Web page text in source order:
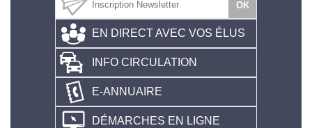
EN DIRECT AVEC VOS ÉLUS
INFO CIRCULATION
E-ANNUAIRE
DÉMARCHES EN LIGNE